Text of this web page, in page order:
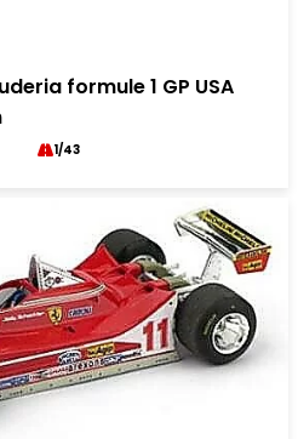
formule 1 GP USA
1/43